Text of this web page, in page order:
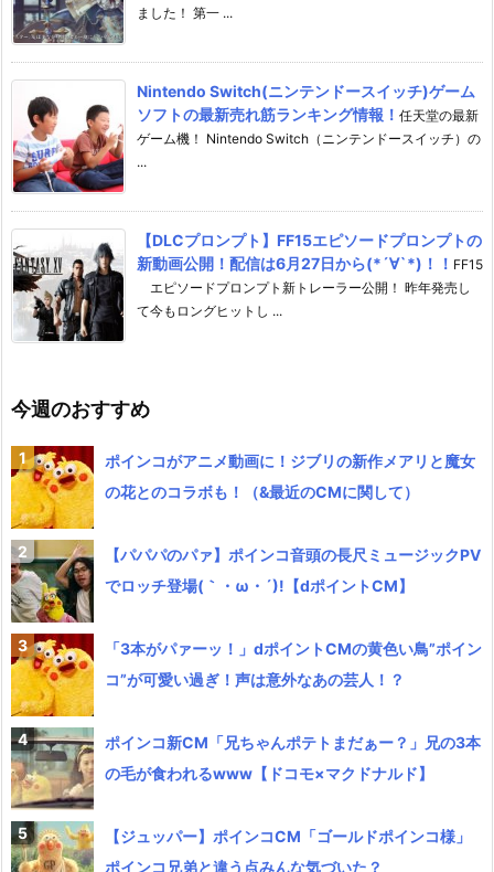
ました！ 第一 ...
Nintendo Switch(ニンテンドースイッチ)ゲーム
ソフトの最新売れ筋ランキング情報！ 任天堂の最新
ゲーム機！ Nintendo Switch（ニンテンドースイッチ）の
...
【DLCプロンプト】FF15エピソードプロンプトの
新動画公開！配信は6月27日から(*´∀`*)！！ FF15
エピソードプロンプト新トレーラー公開！ 昨年発売し
て今もロングヒットし ...
今週のおすすめ
ポインコがアニメ動画に！ジブリの新作メアリと魔女
の花とのコラボも！（&最近のCMに関して）
【パパパのパァ】ポインコ音頭の長尺ミュージックPV
でロッチ登場(｀・ω・´)!【dポイントCM】
「3本がパァーッ！」dポイントCMの黄色い鳥”ポイン
コ”が可愛い過ぎ！声は意外なあの芸人！？
ポインコ新CM「兄ちゃんポテトまだぁー？」兄の3本
の毛が食われるwww【ドコモ×マクドナルド】
【ジュッパー】ポインコCM「ゴールドポインコ様」
ポインコ兄弟と違う点みんな気づいた？